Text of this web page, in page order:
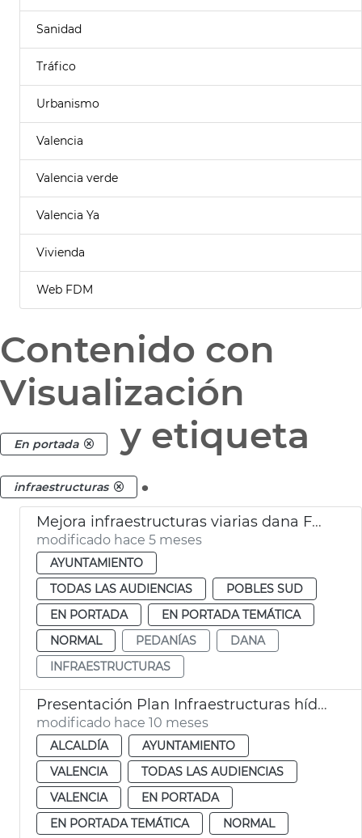
Sanidad
Tráfico
Urbanismo
Valencia
Valencia verde
Valencia Ya
Vivienda
Web FDM
Contenido con
Visualización
En portada y etiqueta
infraestructuras .
Mejora infraestructuras viarias dana Forn d'Alcedo y Castellar València
modificado hace 5 meses
AYUNTAMIENTO
TODAS LAS AUDIENCIAS
POBLES SUD
EN PORTADA
EN PORTADA TEMÁTICA
NORMAL
PEDANÍAS
DANA
INFRAESTRUCTURAS
Presentación Plan Infraestructuras hídricas críticas València 2026-2031
modificado hace 10 meses
ALCALDÍA
AYUNTAMIENTO
VALENCIA
TODAS LAS AUDIENCIAS
VALENCIA
EN PORTADA
EN PORTADA TEMÁTICA
NORMAL